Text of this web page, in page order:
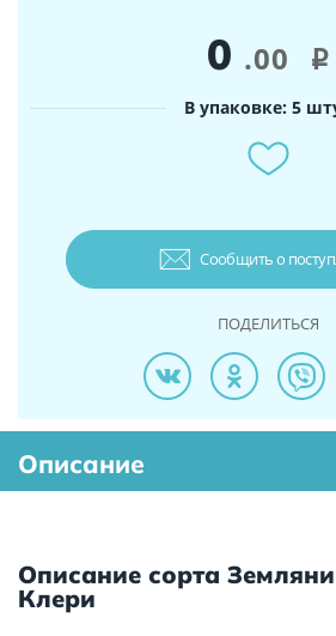
0 .00 i
В упаковке: 5
Сообщить о
ПОДЕЛИТЬСЯ
Описание
Описание сорта
Клери